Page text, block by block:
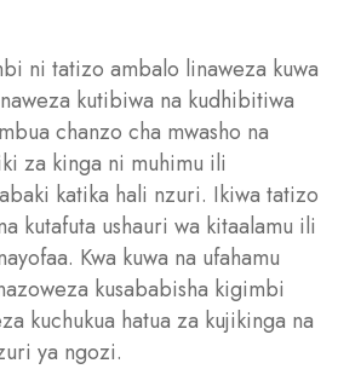
ni tatizo ambalo linaweza kuwa
kutibiwa na kudhibitiwa
chanzo cha mwasho na
za kinga ni muhimu ili
katika hali nzuri. Ikiwa tatizo
kutafuta ushauri wa kitaalamu ili
Kwa kuwa na ufahamu
kusababisha kigimbi
kuchukua hatua za kujikinga na
ya ngozi.